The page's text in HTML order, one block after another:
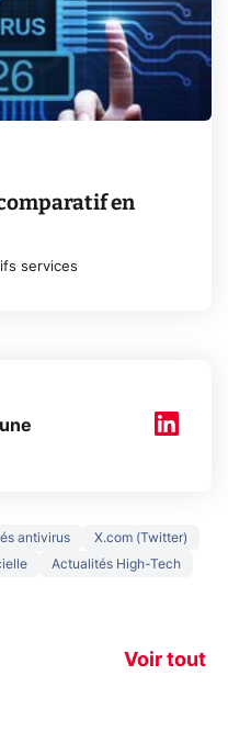
en
services
antivirus
X.com (Twitter)
Actualités High-Tech
Voir tout
prochaine